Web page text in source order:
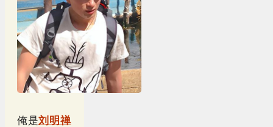
俺是刘明禅